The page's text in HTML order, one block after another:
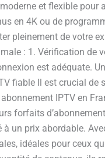
et flexible pour
en 4K ou de
pleinement de votre
: 1. Vérification de
est adéquate.
fiable Il est crucial de
IPTV en
forfaits
un prix abordable.
idéales pour ceux